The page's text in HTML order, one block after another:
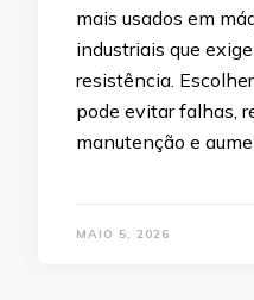
mais usados em
industriais que
resistência.
pode evitar falhas,
manutenção e
MAIO 5, 2026